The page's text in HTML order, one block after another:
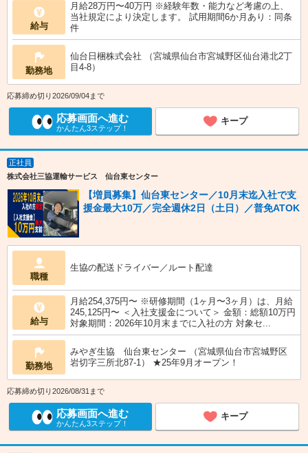
給与
月給28万円〜40万円 ※経験年数・能力など考慮の上、
当社規定により決定します。 試用期間6か月あり：同条
件
勤務地
仙台日梱株式会社 （宮城県仙台市宮城野区仙台港北2丁
目4-8）
応募締め切り2026/09/04まで
応募画面へ進む
かんたん3ステップ！
キープ
正社員
株式会社三協運輸サービス 仙台東センター
【増員募集】仙台東センター／10月末迄入社で支
援金最大10万／完全週休2日（土日）／普免ATOK
職種
生協の配送ドライバー／ルート配達
給与
月給254,375円〜 ※研修期間（1ヶ月〜3ヶ月）は、月給
245,125円〜 ＜入社支援金について＞ 金額：総額10万円
対象期間：2026年10月末までに入社の方 対象セ...
勤務地
みやぎ生協 仙台東センター （宮城県仙台市宮城野区
岩切字三所北87-1） ★25年9月オープン！
応募締め切り2026/08/31まで
応募画面へ進む
かんたん3ステップ！
キープ